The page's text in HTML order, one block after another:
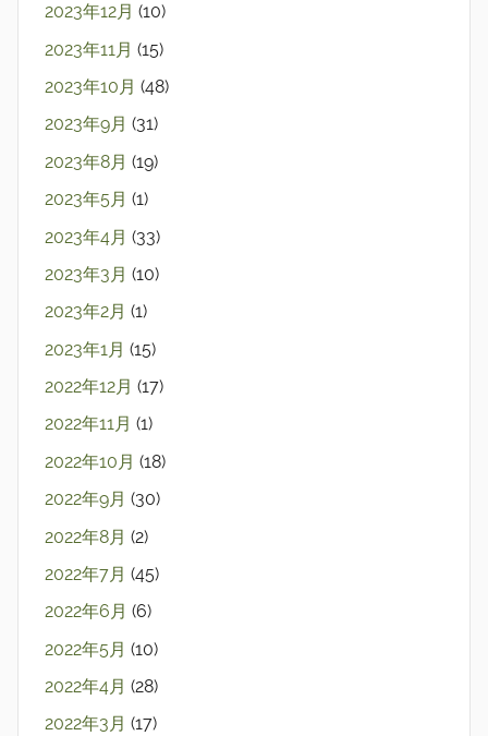
2023年12月 (10)
2023年11月 (15)
2023年10月 (48)
2023年9月 (31)
2023年8月 (19)
2023年5月 (1)
2023年4月 (33)
2023年3月 (10)
2023年2月 (1)
2023年1月 (15)
2022年12月 (17)
2022年11月 (1)
2022年10月 (18)
2022年9月 (30)
2022年8月 (2)
2022年7月 (45)
2022年6月 (6)
2022年5月 (10)
2022年4月 (28)
2022年3月 (17)